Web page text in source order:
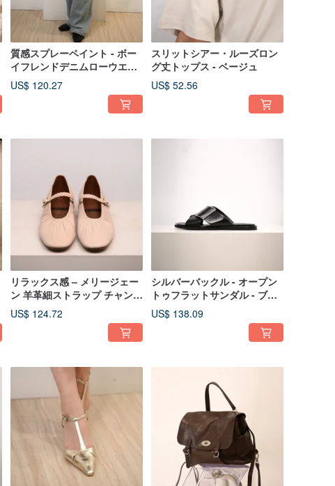
質感スプレーペイント - ボー
イフレンドデニムローウエス
トワイドパンツ - ブルー
US$ 120.27
スリットシアー・ルーズロン
グ丈トップス - ベージュ
US$ 52.56
リラックス感 – メリージェー
ン 羊革細ストラップ チャンキ
ーヒール – 白い
US$ 124.72
シルバーバックル - オープン
トゥフラットサンダル - ブラ
ック
US$ 138.09